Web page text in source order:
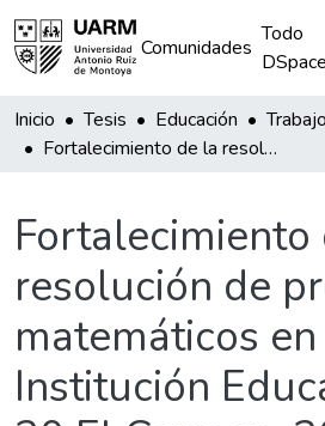
Comunidades
Todo
DSpace
Inicio Tesis Educación
Fortalecimiento de la resolución de problemas matemáticos en la Institución Educativa N° 30 El Carmen, 2017
Fortalecimiento
resolución de
matemáticos
Institución